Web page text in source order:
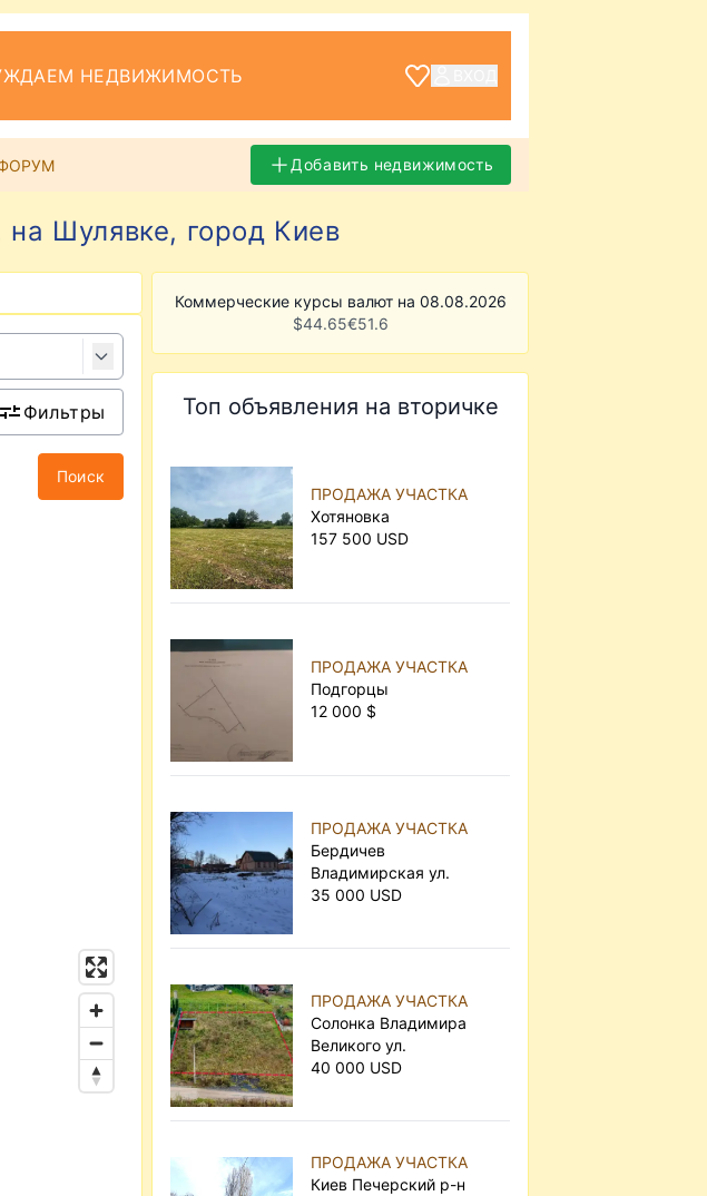
НЕДВИЖИМОСТЬ
Добавить недвижимость
Шулявке, город Киев
Фильтры
Поиск
Коммерческие курсы валют на 08.08.2026
$44.65€51.6
Топ объявления на вторичке
ПРОДАЖА УЧАСТКА
Хотяновка
157 500 USD
ПРОДАЖА УЧАСТКА
Подгорцы
12 000 $
ПРОДАЖА УЧАСТКА
Бердичев
Владимирская ул.
35 000 USD
ПРОДАЖА УЧАСТКА
Солонка Владимира
Великого ул.
40 000 USD
ПРОДАЖА УЧАСТКА
Киев Печерский р-н